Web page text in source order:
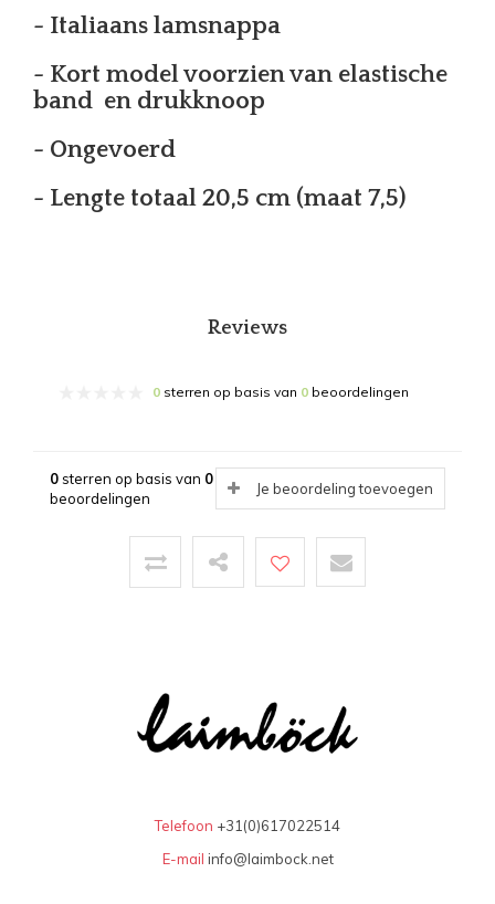
- Italiaans lamsnappa
- Kort model voorzien van elastische
band en drukknoop
- Ongevoerd
- Lengte totaal 20,5 cm (maat 7,5)
Reviews
0 sterren op basis van 0 beoordelingen
0sterren op basis van 0
beoordelingen
Je beoordeling toevoegen
Telefoon +31(0)617022514
E-mail info@laimbock.net